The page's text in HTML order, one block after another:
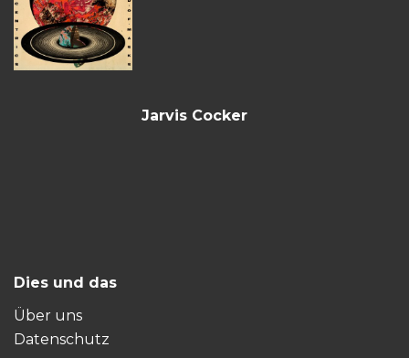
Jarvis Cocker
Dies und das
Über uns
Datenschutz